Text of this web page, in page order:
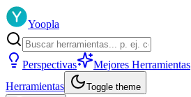
Yoopla
Perspectivas Mejores Herramientas
Herramientas
Toggle theme